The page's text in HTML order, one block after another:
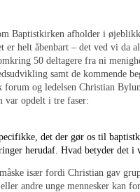
Baptistkirken afholder i
er helt åbenbart – det ved vi da
50 deltagere fra ni
samt de kommende
og ledelsen Christian
var opdelt i tre faser:
det der gør os til
herudaf. Hvad betyder det i
især fordi Christian gav
andre unge mennesker kan